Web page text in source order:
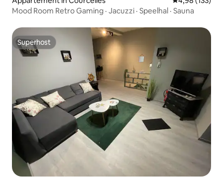
Mood Room Retro Gaming · Jacuzzi · Speelhal · Sauna
Superhost
Superhost